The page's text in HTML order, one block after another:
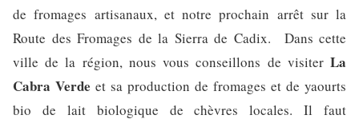
de fromages artisanaux, et notre prochain arrêt sur la
Route des Fromages de la Sierra de Cadix. Dans cette
ville de la région, nous vous conseillons de visiter La
Cabra Verde et sa production de fromages et de yaourts
bio de lait biologique de chèvres locales. Il faut